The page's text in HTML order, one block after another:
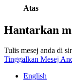
Atas
Hantarkan
Tulis mesej anda di
Tinggalkan Mesej
English